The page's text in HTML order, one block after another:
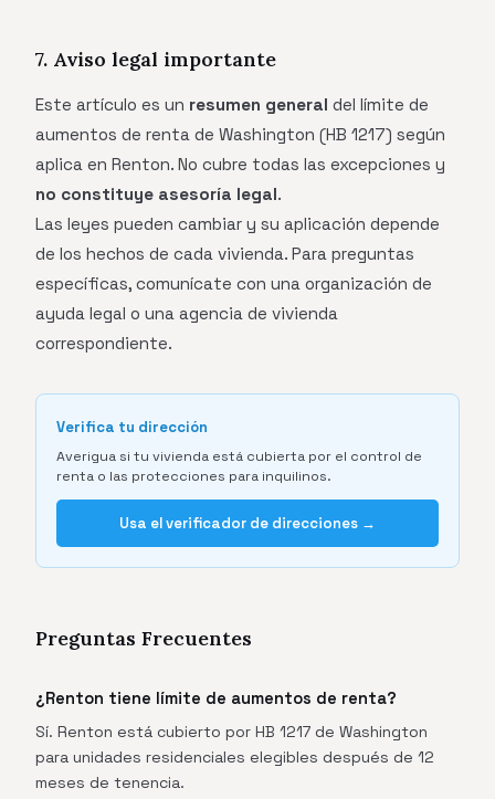
7. Aviso legal importante
Este artículo es un resumen general del límite de
aumentos de renta de Washington (HB 1217) según
aplica en Renton. No cubre todas las excepciones y
no constituye asesoría legal.
Las leyes pueden cambiar y su aplicación depende
de los hechos de cada vivienda. Para preguntas
específicas, comunícate con una organización de
ayuda legal o una agencia de vivienda
correspondiente.
Verifica tu dirección
Averigua si tu vivienda está cubierta por el control de
renta o las protecciones para inquilinos.
Usa el verificador de direcciones →
Preguntas Frecuentes
¿Renton tiene límite de aumentos de renta?
Sí. Renton está cubierto por HB 1217 de Washington
para unidades residenciales elegibles después de 12
meses de tenencia.